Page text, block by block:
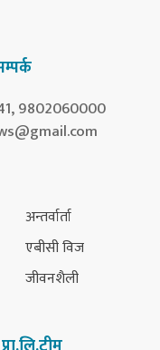
9802060000
अन्तर्वार्ता
एबीसी विज
जीवनशैली